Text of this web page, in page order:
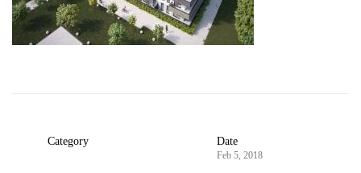
Category Date
Feb 5, 2018